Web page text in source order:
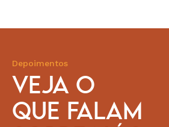
Depoimentos
VEJA O
QUE FALAM